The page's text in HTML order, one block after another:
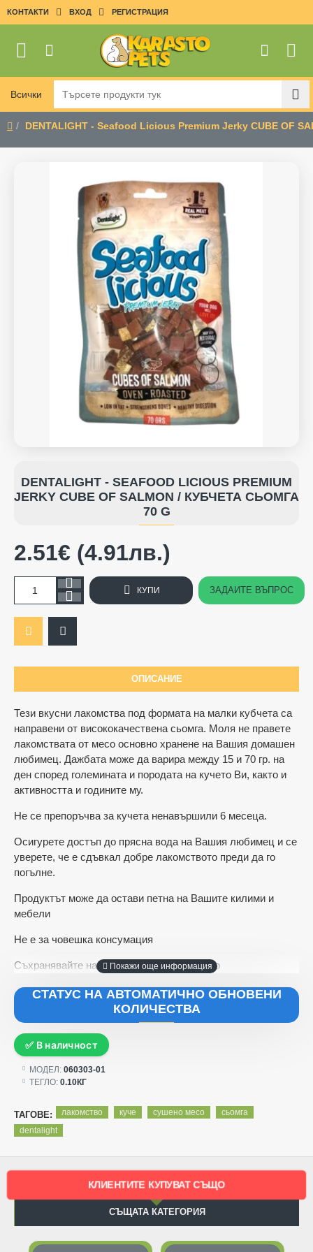
КОНТАКТИ ВХОД РЕГИСТРАЦИЯ
Всички
Търсете
продукти
тук
DENTALIGHT - Seafood Licious Premium Jerky CUBE OF
DENTALIGHT - SEAFOOD LICIOUS PREMIUM
JERKY CUBE OF SALMON / КУБЧЕТА СЬОМГА
70 G
ОПИСАНИЕ
Тези вкусни лакомства под формата на малки кубчета са
направени от висококачественa сьомга. Моля не правете
лакомствата от месо основно хранене на Вашия домашен
любимец. Дажбата може да варира между 15 и 70 гр. на
ден според големината и породата на кучето Ви, както и
активността и годините му.
Не се препоръчва за кучета ненавършили 6 месеца.
Осигурете достъп до прясна вода на Вашия любимец и се
уверете, че е сдъвкал добре лакомството преди да го
погълне.
Продуктът може да остави петна на Вашите килими и
мебели
Не е за човешка консумация
Съхранявайте на сухо и проветриво място
СТАТУС НА АВТОМАТИЧНО ОБНОВЕНИ
КОЛИЧЕСТВА
✅ В наличност
МОДЕЛ: 060303-01
ТЕГЛО: 0.10КГ
2.51€ (4.91лв.)
КУПИ ЗАДАЙТЕ ВЪПРОС
ТАГОВЕ: лакомство куче сушено месо
сьомга
dentalight
КЛИЕНТИТЕ КУПУВАТ СЪЩО
СЪЩАТА КАТЕГОРИЯ